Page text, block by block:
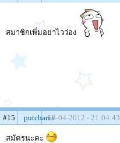
สมาชิกเพิ่มอย่าไวว่อง
#15 putcharin18-04-2012 - 21:04:43
สมัครนะคะ